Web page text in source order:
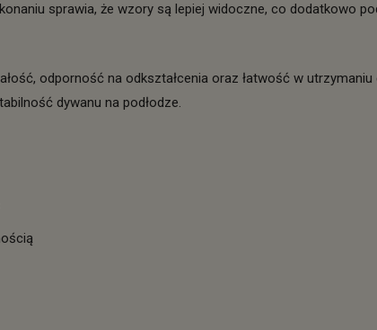
sprawia, że wzory są lepiej widoczne, co dodatkowo
odporność na odkształcenia oraz łatwość w
dywanu na podłodze.